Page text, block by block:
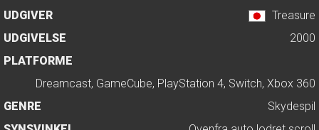
UDGIVER
Treasure
UDGIVELSE
2000
PLATFORME
Dreamcast, GameCube, PlayStation 4, Switch, Xbox 360
GENRE
Skydespil